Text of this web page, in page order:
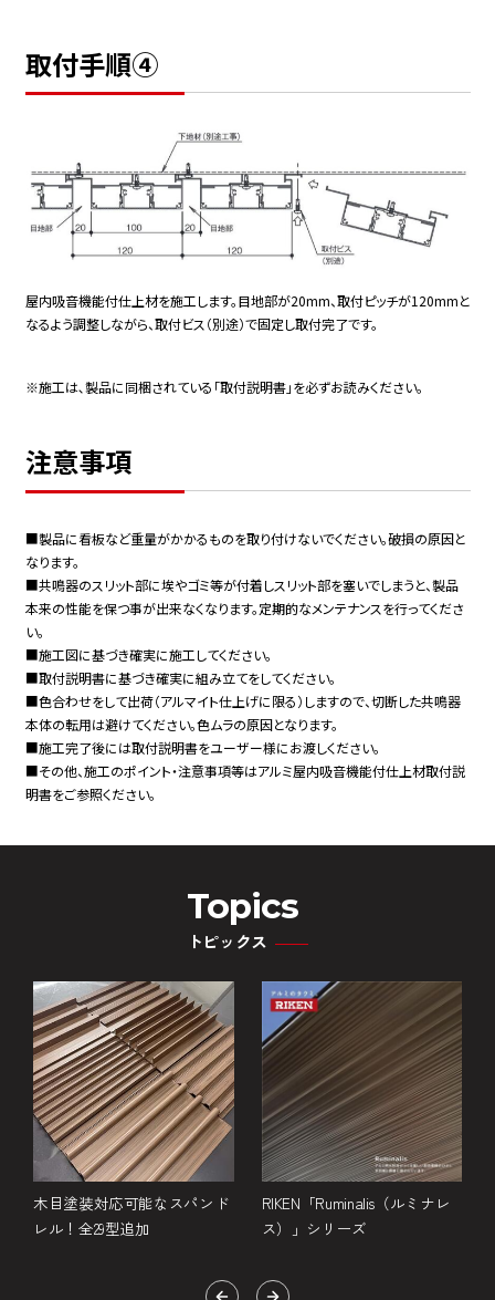
取付手順④
屋内吸音機能付仕上材を施工します。目地部が20mm、取付ピッチが120mmと
なるよう調整しながら、取付ビス（別途）で固定し取付完了です。
※施工は､製品に同梱されている「取付説明書」を必ずお読みください。
注意事項
■製品に看板など重量がかかるものを取り付けないでください。破損の原因と
なります。
■共鳴器のスリット部に埃やゴミ等が付着しスリット部を塞いでしまうと、製品
本来の性能を保つ事が出来なくなります。定期的なメンテナンスを行ってくださ
い。
■施工図に基づき確実に施工してください。
■取付説明書に基づき確実に組み立てをしてください。
■色合わせをして出荷（アルマイト仕上げに限る）しますので、切断した共鳴器
本体の転用は避けてください。色ムラの原因となります。
■施工完了後には取付説明書をユーザー様にお渡しください。
■その他、施工のポイント・注意事項等はアルミ屋内吸音機能付仕上材取付説
明書をご参照ください。
Topics
トピックス
木目塗装対応可能なスパンド
レル！全29型追加
RIKEN「Ruminalis（ルミナレ
ス）」シリーズ